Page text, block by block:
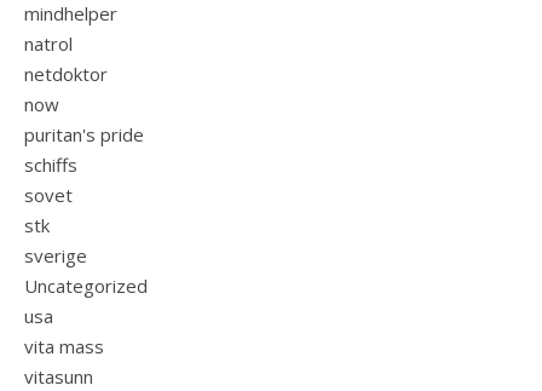
mindhelper
natrol
netdoktor
now
puritan's pride
schiffs
sovet
stk
sverige
Uncategorized
usa
vita mass
vitasunn